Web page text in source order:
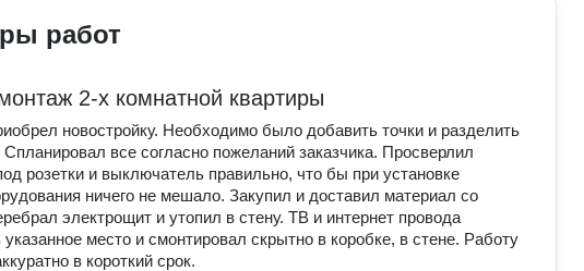
работ
2-х комнатной квартиры
новостройку. Необходимо было добавить точки и разделить
Спланировал все согласно пожеланий заказчика. Просверлил
розетки и выключатель правильно, что бы при установке
ничего не мешало. Закупил и доставил материал со
электрощит и утопил в стену. ТВ и интернет провода
место и смонтировал скрытно в коробке, в стене. Работу
в короткий срок.